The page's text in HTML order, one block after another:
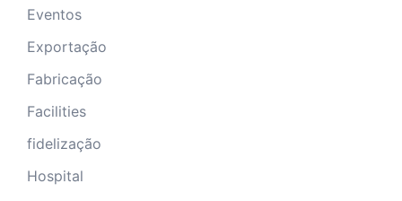
Eventos
Exportação
Fabricação
Facilities
fidelização
Hospital